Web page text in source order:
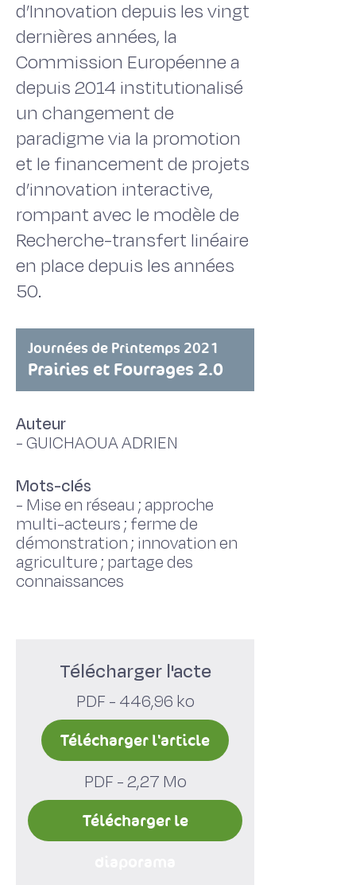
d’Innovation depuis les vingt
dernières années, la
Commission Européenne a
depuis 2014 institutionalisé
un changement de
paradigme via la promotion
et le financement de projets
d’innovation interactive,
rompant avec le modèle de
Recherche-transfert linéaire
en place depuis les années
50.
Journées de Printemps 2021
Prairies et Fourrages 2.0
Auteur
-GUICHAOUA ADRIEN
Mots-clés
- Mise en réseau ; approche
multi-acteurs ; ferme de
démonstration ; innovation en
agriculture ; partage des
connaissances
Télécharger l'acte
PDF - 446,96 ko
Télécharger l'article
PDF - 2,27 Mo
Télécharger le